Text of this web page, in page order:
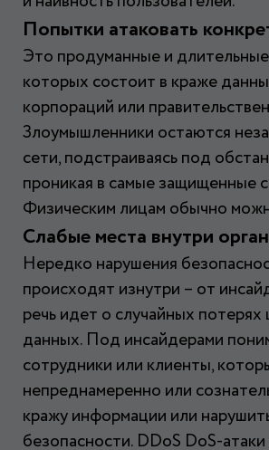
Попытки атаковать
Это продуманные и длительные
которых состоит в краже
корпораций или
Злоумышленники остаются
сети, подстраиваясь под
проникая в самые защищенные
Физическим лицам обычно
Слабые места внутри
Нередко нарушения
происходят изнутри – от
речь идет о случайных
данных. Под инсайдерами
сотрудники или клиенты,
непреднамеренно или
кражу информации или
безопасности. DDoS DoS-